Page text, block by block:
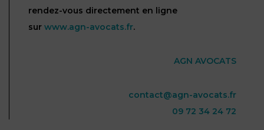
rendez-vous directement en ligne
sur www.agn-avocats.fr.
AGN AVOCATS
contact@agn-avocats.fr
09 72 34 24 72